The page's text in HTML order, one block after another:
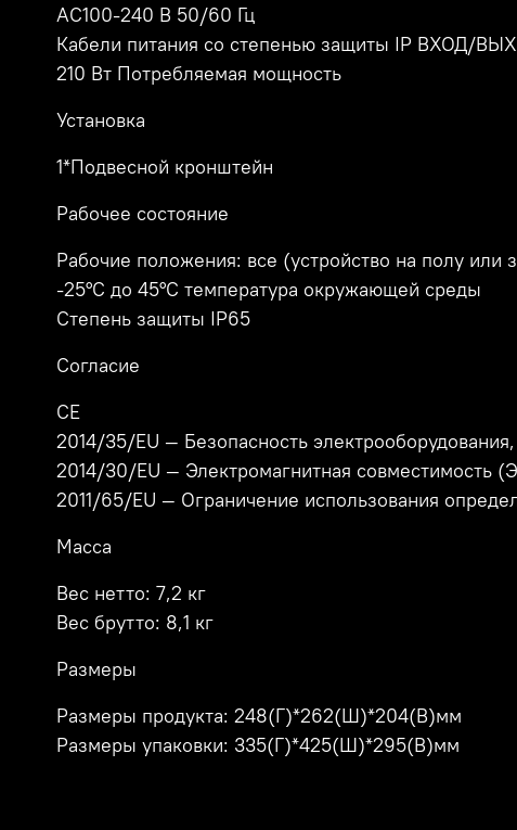
AC100-240 В 50/60 Гц
Кабели питания со степенью защиты IP ВХОД/
210 Вт Потребляемая мощность
Установка
1*Подвесной кронштейн
Рабочее состояние
Рабочие положения: все (устройство на полу или
-25°C до 45°C температура окружающей среды
Степень защиты IP65
Согласие
CE
2014/35/EU — Безопасность
2014/30/EU — Электромагнитная совместимость
2011/65/EU — Ограничение использования
Масса
Вес нетто: 7,2 кг
Вес брутто: 8,1 кг
Размеры
Размеры продукта: 248(Г)*262(Ш)*204(В)мм
Размеры упаковки: 335(Г)*425(Ш)*295(В)мм